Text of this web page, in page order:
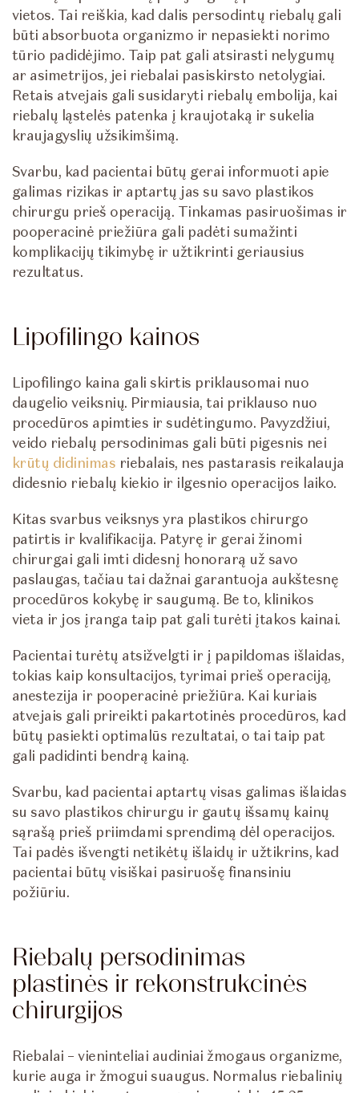
vietos. Tai reiškia, kad dalis persodintų riebalų gali
būti absorbuota organizmo ir nepasiekti norimo
tūrio padidėjimo. Taip pat gali atsirasti nelygumų
ar asimetrijos, jei riebalai pasiskirsto netolygiai.
Retais atvejais gali susidaryti riebalų embolija, kai
riebalų ląstelės patenka į kraujotaką ir sukelia
kraujagyslių užsikimšimą.
Svarbu, kad pacientai būtų gerai informuoti apie
galimas rizikas ir aptartų jas su savo plastikos
chirurgu prieš operaciją. Tinkamas pasiruošimas ir
pooperacinė priežiūra gali padėti sumažinti
komplikacijų tikimybę ir užtikrinti geriausius
rezultatus.
Lipofilingo kainos
Lipofilingo kaina gali skirtis priklausomai nuo
daugelio veiksnių. Pirmiausia, tai priklauso nuo
procedūros apimties ir sudėtingumo. Pavyzdžiui,
veido riebalų persodinimas gali būti pigesnis nei
krūtų didinimas riebalais, nes pastarasis reikalauja
didesnio riebalų kiekio ir ilgesnio operacijos laiko.
Kitas svarbus veiksnys yra plastikos chirurgo
patirtis ir kvalifikacija. Patyrę ir gerai žinomi
chirurgai gali imti didesnį honorarą už savo
paslaugas, tačiau tai dažnai garantuoja aukštesnę
procedūros kokybę ir saugumą. Be to, klinikos
vieta ir jos įranga taip pat gali turėti įtakos kainai.
Pacientai turėtų atsižvelgti ir į papildomas išlaidas,
tokias kaip konsultacijos, tyrimai prieš operaciją,
anestezija ir pooperacinė priežiūra. Kai kuriais
atvejais gali prireikti pakartotinės procedūros, kad
būtų pasiekti optimalūs rezultatai, o tai taip pat
gali padidinti bendrą kainą.
Svarbu, kad pacientai aptartų visas galimas išlaidas
su savo plastikos chirurgu ir gautų išsamų kainų
sąrašą prieš priimdami sprendimą dėl operacijos.
Tai padės išvengti netikėtų išlaidų ir užtikrins, kad
pacientai būtų visiškai pasiruošę finansiniu
požiūriu.
Riebalų persodinimas
plastinės ir rekonstrukcinės
chirurgijos
Riebalai – vieninteliai audiniai žmogaus organizme,
kurie auga ir žmogui suaugus. Normalus riebalinių